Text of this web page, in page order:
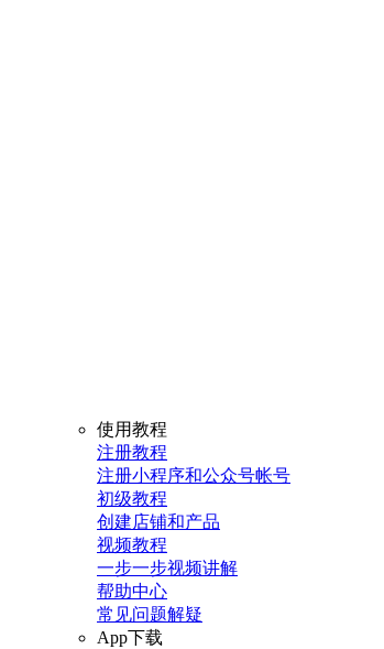
使用教程
注册教程
注册小程序和公众号帐号
初级教程
创建店铺和产品
视频教程
一步一步视频讲解
帮助中心
常见问题解疑
App下载